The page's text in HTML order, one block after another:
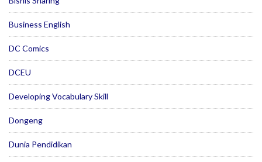
Business English
DC Comics
DCEU
Developing Vocabulary Skill
Dongeng
Dunia Pendidikan